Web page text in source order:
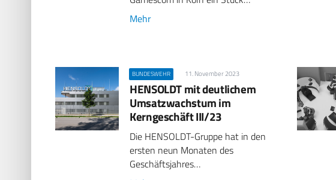
Mehr
BUNDESWEHR 11. November 2023
HENSOLDT mit deutlichem
Umsatzwachstum im
Kerngeschäft III/23
Die HENSOLDT-Gruppe hat in den
ersten neun Monaten des
Geschäftsjahres…